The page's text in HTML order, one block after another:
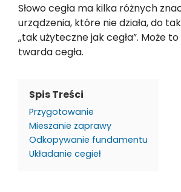
Słowo cegła ma kilka różnych
urządzenia, które nie działa, do
„tak użyteczne jak cegła”. Może
twarda cegła.
Spis Treści
Przygotowanie
Mieszanie zaprawy
Odkopywanie fundamentu
Układanie cegieł